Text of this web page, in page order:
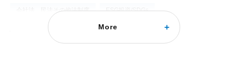
会社法、民法その他法制度 ESG投資/SDGs
株主提案の適正化で成果をあげる米国SEC
More